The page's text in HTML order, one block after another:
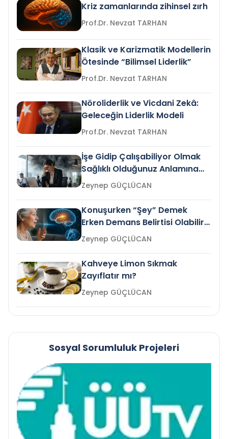
Kriz zamanlarında zihinsel zırh
Prof.Dr. Nevzat TARHAN
Klasik ve Karizmatik Modellerin
Ötesinde “Bilimsel Liderlik”
Prof.Dr. Nevzat TARHAN
Nöroliderlik ve Vicdani Zekâ:
Geleceğin Liderlik Modeli
Prof.Dr. Nevzat TARHAN
İşe Gidip Çalışabiliyor Olmak
Sağlıklı Olduğunuz Anlamına
Gelir mi?Zeynep GÜÇLÜCAN
Konuşurken “Şey” Demek
Erken Demans Belirtisi Olabilir
mi?
Zeynep GÜÇLÜCAN
Kahveye Limon Sıkmak
Zayıflatır mı?
Zeynep GÜÇLÜCAN
Sosyal Sorumluluk Projeleri